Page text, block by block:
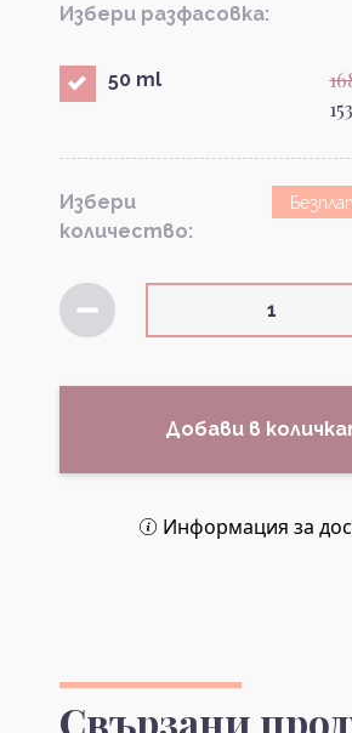
Избери разфасовка:
50 ml
Избери
количество:
Добави в
Информация за
Свързани